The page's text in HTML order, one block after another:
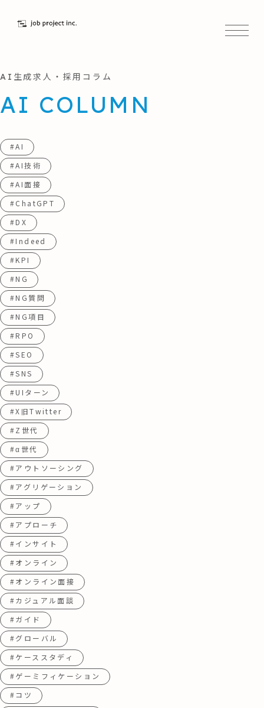
AI生成求人・採用コラム
AI COLUMN
#AI
#AI技術
#AI面接
#ChatGPT
#DX
#Indeed
#KPI
#NG
#NG質問
#NG項目
#RPO
#SEO
#SNS
#UIターン
#X旧Twitter
#Z世代
#α世代
#アウトソーシング
#アグリゲーション
#アップ
#アプローチ
#インサイト
#オンライン
#オンライン面接
#カジュアル面談
#ガイド
#グローバル
#ケーススタディ
#ゲーミフィケーション
#コツ